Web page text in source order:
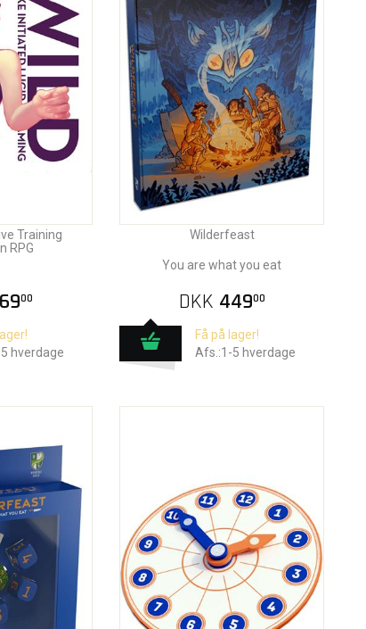
Training
RPG
00
hverdage
Wilderfeast
You are what you eat
DKK 44900
Få på lager!
Afs.:1-5 hverdage